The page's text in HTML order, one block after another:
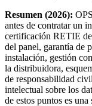
Resumen (2026):
antes de contratar un
certificación RETIE
del panel, garantía de
instalación, gestión
la distribuidora,
de responsabilidad
intelectual sobre los
de estos puntos es